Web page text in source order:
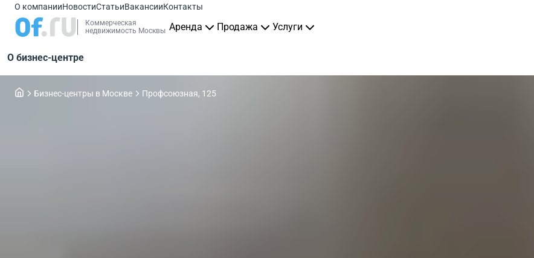
О компанииНовостиСтатьиВакансииКонтакты
Коммерческая
недвижимость Москвы Аренда Продажа Услуги
О бизнес-центре
Бизнес-центры в Москве Профсоюзная, 125